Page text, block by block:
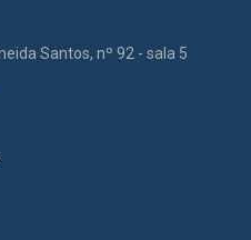
Santos, nº 92 - sala 5